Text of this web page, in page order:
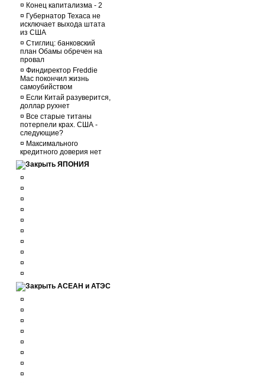
¤ Конец капитализма - 2
¤ Губернатор Техаса не
исключает выхода штата
из США
¤ Стиглиц: банковский
план Обамы обречен на
провал
¤ Финдиректор Freddie
Mac покончил жизнь
самоубийством
¤ Если Китай разуверится,
доллар рухнет
¤ Все старые титаны
потерпели крах. США -
следующие?
¤ Максимального
кредитного доверия нет
ЯПОНИЯ
¤
¤
¤
¤
¤
¤
¤
¤
¤
¤
АСЕАН и АТЭС
¤
¤
¤
¤
¤
¤
¤
¤